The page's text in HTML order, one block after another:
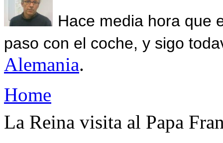
Hace media hora que
paso con el coche, y sigo
Alemania.
Home
La Reina visita al Papa